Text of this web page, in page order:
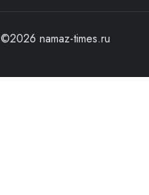
©2026 namaz-times.ru